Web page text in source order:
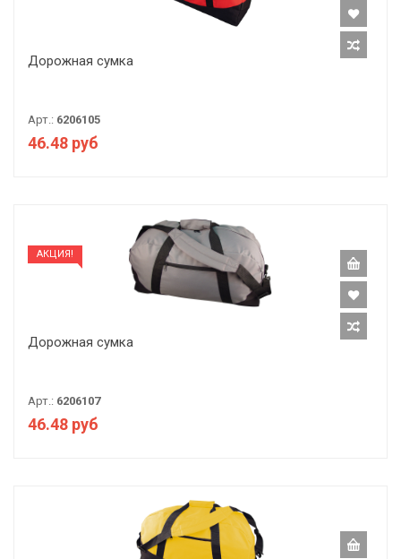
Дорожная сумка
Арт.: 6206105
46.48 руб
АКЦИЯ!
Дорожная сумка
Арт.: 6206107
46.48 руб